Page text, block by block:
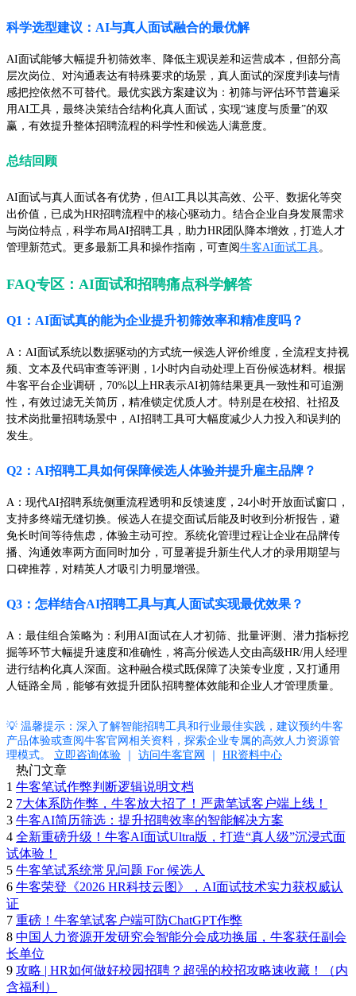
科学选型建议：AI与真人面试融合的最优解
AI面试能够大幅提升初筛效率、降低主观误差和运营成本，但部分高
层次岗位、对沟通表达有特殊要求的场景，真人面试的深度判读与情
感把控依然不可替代。最优实践方案建议为：初筛与评估环节普遍采
用AI工具，最终决策结合结构化真人面试，实现“速度与质量”的双
赢，有效提升整体招聘流程的科学性和候选人满意度。
总结回顾
AI面试与真人面试各有优势，但AI工具以其高效、公平、数据化等突
出价值，已成为HR招聘流程中的核心驱动力。结合企业自身发展需求
与岗位特点，科学布局AI招聘工具，助力HR团队降本增效，打造人才
管理新范式。更多最新工具和操作指南，可查阅牛客AI面试工具。
FAQ专区：AI面试和招聘痛点科学解答
Q1：AI面试真的能为企业提升初筛效率和精准度吗？
A：AI面试系统以数据驱动的方式统一候选人评价维度，全流程支持视
频、文本及代码审查等评测，1小时内自动处理上百份候选材料。根据
牛客平台企业调研，70%以上HR表示AI初筛结果更具一致性和可追溯
性，有效过滤无关简历，精准锁定优质人才。特别是在校招、社招及
技术岗批量招聘场景中，AI招聘工具可大幅度减少人力投入和误判的
发生。
Q2：AI招聘工具如何保障候选人体验并提升雇主品牌？
A：现代AI招聘系统侧重流程透明和反馈速度，24小时开放面试窗口，
支持多终端无缝切换。候选人在提交面试后能及时收到分析报告，避
免长时间等待焦虑，体验主动可控。系统化管理过程让企业在品牌传
播、沟通效率两方面同时加分，可显著提升新生代人才的录用期望与
口碑推荐，对精英人才吸引力明显增强。
Q3：怎样结合AI招聘工具与真人面试实现最优效果？
A：最佳组合策略为：利用AI面试在人才初筛、批量评测、潜力指标挖
掘等环节大幅提升速度和准确性，将高分候选人交由高级HR/用人经理
进行结构化真人深面。这种融合模式既保障了决策专业度，又打通用
人链路全局，能够有效提升团队招聘整体效能和企业人才管理质量。
💡 温馨提示：深入了解智能招聘工具和行业最佳实践，建议预约牛客
产品体验或查阅牛客官网相关资料，探索企业专属的高效人力资源管
理模式。 立即咨询体验 访问牛客官网 HR资料中心
热门文章
1 牛客笔试作弊判断逻辑说明文档
2 7大体系防作弊，牛客放大招了！严肃笔试客户端上线！
3 牛客AI简历筛选：提升招聘效率的智能解决方案
4 全新重磅升级！牛客AI面试Ultra版，打造“真人级”沉浸式面
试体验！
5 牛客笔试系统常见问题 For 候选人
6 牛客荣登《2026 HR科技云图》，AI面试技术实力获权威认
证
7 重磅！牛客笔试客户端可防ChatGPT作弊
8 中国人力资源开发研究会智能分会成功换届，牛客获任副会
长单位
9 攻略 | HR如何做好校园招聘？超强的校招攻略速收藏！（内
含福利）